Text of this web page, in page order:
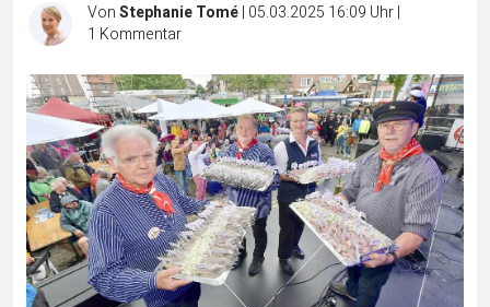
VonStephanie Tomé| 05.03.2025 16:09 Uhr|
1 Kommentar